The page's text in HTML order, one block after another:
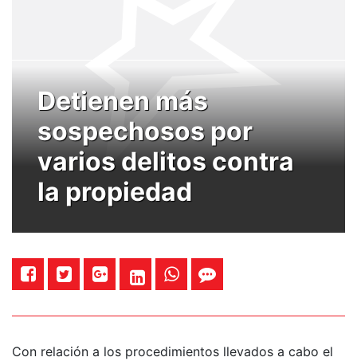
Detienen más
sospechosos por
varios delitos contra
la propiedad
Con relación a los procedimientos llevados a cabo el